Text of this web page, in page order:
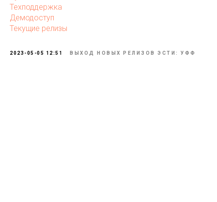
Техподдержка
Демодоступ
Текущие релизы
2023-05-05 12:51 ВЫХОД НОВЫХ РЕЛИЗОВ ЭСТИ: УФФ